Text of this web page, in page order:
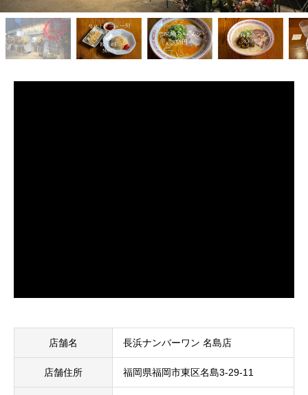
店舗名 長浜ナンバーワン 名島店
店舗住所 福岡県福岡市東区名島3-29-11